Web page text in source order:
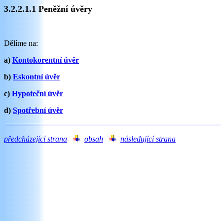
3.2.2.1.1 Peněžní úvěry
Dělíme na:
a) Kontokorentní úvěr
b) Eskontní úvěr
c) Hypoteční úvěr
d) Spotřební úvěr
předcházející strana obsah následující strana